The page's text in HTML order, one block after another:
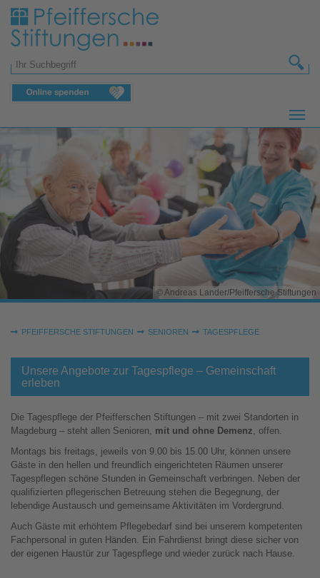
Zum Hauptinhalt springen
Suchformular
© Andreas Lander/Pfeiffersche Stiftungen
Sie sind hier:
PFEIFFERSCHE STIFTUNGEN SENIOREN TAGESPFLEGE
Unsere Angebote zur Tagespflege – Gemeinschaft
erleben
Die Tagespflege der Pfeifferschen Stiftungen – mit zwei Standorten in
Magdeburg – steht allen Senioren, mit und ohne Demenz, offen.
Montags bis freitags, jeweils von 9.00 bis 15.00 Uhr, können unsere
Gäste in den hellen und freundlich eingerichteten Räumen unserer
Tagespflegen schöne Stunden in Gemeinschaft verbringen. Neben der
qualifizierten pflegerischen Betreuung stehen die Begegnung, der
lebendige Austausch und gemeinsame Aktivitäten im Vordergrund.
Auch Gäste mit erhöhtem Pflegebedarf sind bei unserem kompetenten
Fachpersonal in guten Händen. Ein Fahrdienst bringt diese sicher von
der eigenen Haustür zur Tagespflege und wieder zurück nach Hause.